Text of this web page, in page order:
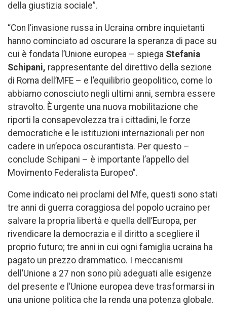
della giustizia sociale”.
“Con l’invasione russa in Ucraina ombre inquietanti
hanno cominciato ad oscurare la speranza di pace su
cui è fondata l’Unione europea – spiega Stefania
Schipani, rappresentante del direttivo della sezione
di Roma dell’MFE – e l’equilibrio geopolitico, come lo
abbiamo conosciuto negli ultimi anni, sembra essere
stravolto. È urgente una nuova mobilitazione che
riporti la consapevolezza tra i cittadini, le forze
democratiche e le istituzioni internazionali per non
cadere in un’epoca oscurantista. Per questo –
conclude Schipani – è importante l’appello del
Movimento Federalista Europeo”.
Come indicato nei proclami del Mfe, questi sono stati
tre anni di guerra coraggiosa del popolo ucraino per
salvare la propria libertà e quella dell’Europa, per
rivendicare la democrazia e il diritto a scegliere il
proprio futuro; tre anni in cui ogni famiglia ucraina ha
pagato un prezzo drammatico. I meccanismi
dell’Unione a 27 non sono più adeguati alle esigenze
del presente e l’Unione europea deve trasformarsi in
una unione politica che la renda una potenza globale.